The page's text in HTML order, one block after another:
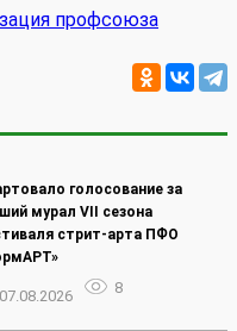
профсоюза
голосование за
мурал VII сезона
стрит-арта ПФО
07.08.2026 8